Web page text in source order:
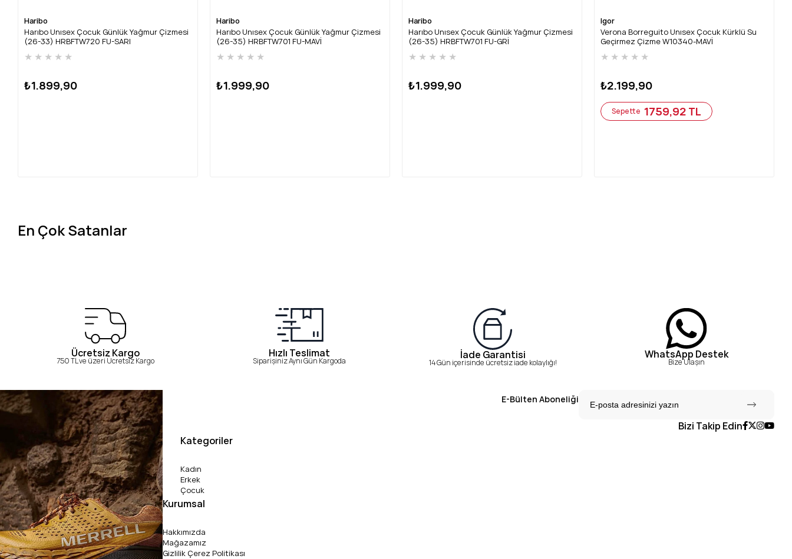
Haribo
Harıbo Unısex Çocuk Günlük Yağmur Çizmesi
(26-33) HRBFTW720 FU-SARI
★ ★ ★ ★ ★
₺1.899,90
Haribo
Harıbo Unısex Çocuk Günlük Yağmur Çizmesi
(26-35) HRBFTW701 FU-MAVİ
★ ★ ★ ★ ★
₺1.999,90
Haribo
Harıbo Unısex Çocuk Günlük Yağmur Çizmesi
(26-35) HRBFTW701 FU-GRİ
★ ★ ★ ★ ★
₺1.999,90
Igor
Verona Borreguito Unısex Çocuk Kürklü Su
Geçirmez Çizme W10340-MAVİ
★ ★ ★ ★ ★
₺2.199,90
Sepette 1759,92 TL
En Çok Satanlar
Ücretsiz Kargo
750 TL ve üzeri Ücretsiz Kargo
Hızlı Teslimat
Siparişiniz Aynı Gün Kargoda İade Garantisi
14 Gün içerisinde ücretsiz iade kolaylığı!
WhatsApp Destek
Bize Ulaşın
E-Bülten Aboneliği
Bizi Takip Edin
Kategoriler
Kadın
Erkek
Çocuk
Kurumsal
Hakkımızda
Mağazamız
Gizlilik Çerez Politikası